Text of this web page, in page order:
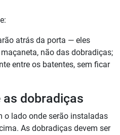
atrás da porta — eles
não das dobradiças;
entre os batentes, sem ficar
dobradiças
o lado onde serão instaladas
As dobradiças devem ser